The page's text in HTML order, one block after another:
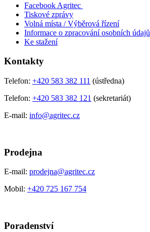
Facebook Agritec
Tiskové zprávy
Volná místa / Výběrová řízení
Informace o zpracování osobních údajů
Ke stažení
Kontakty
Telefon: +420 583 382 111 (ústředna)
Telefon: +420 583 382 121 (sekretariát)
E-mail: info@agritec.cz
Prodejna
E-mail: prodejna@agritec.cz
Mobil: +420 725 167 754
Poradenství